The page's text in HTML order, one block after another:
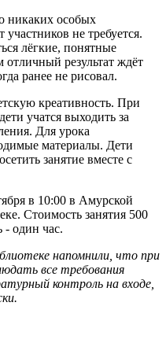
никаких особых
не требуется.
лёгкие, понятные
результат ждёт
ранее не рисовал.
креативность. При
учатся выходить за
Для урока
материалы. Дети
занятие вместе с
в 10:00 в Амурской
Стоимость занятия 500
- один час.
напомнили, что при
все требования
контроль на входе,